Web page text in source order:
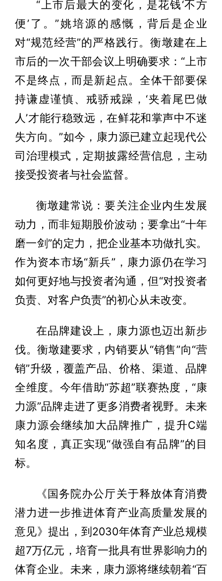
“上市后最大的变化，是花钱‘不方
便’了。”姚培源的感慨，背后是企业
对“规范经营”的严格践行。衡墩建在上
市后的一次干部会议上明确要求：“上市
不是终点，而是新起点。全体干部要保
持谦虚谨慎、戒骄戒躁，‘夹着尾巴做
人’才能行稳致远，在鲜花和掌声中不迷
失方向。”如今，康力源已建立起现代公
司治理模式，定期披露经营信息，主动
接受投资者与社会监督。
衡墩建常说：要关注企业内生发展
动力，而非短期股价波动；要拿出“十年
磨一剑”的定力，把企业基本功做扎实。
作为资本市场“新兵”，康力源仍在学习
如何更好地与投资者沟通，但“对投资者
负责、对客户负责”的初心从未改变。
在品牌建设上，康力源也迈出新步
伐。衡墩建要求，内销要从“销售”向“营
销”升级，覆盖产品、价格、渠道、品牌
全维度。今年借助“苏超”联赛热度，“康
力源”品牌走进了更多消费者视野。未来
康力源会继续加大品牌推广，提升C端
知名度，真正实现“做强自有品牌”的目
标。
《国务院办公厅关于释放体育消费
潜力进一步推进体育产业高质量发展的
意见》提出，到2030年体育产业总规模
超7万亿元，培育一批具有世界影响力的
体育企业。未来，康力源将继续朝着“百